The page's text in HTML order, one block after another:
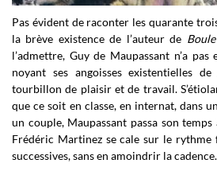
Pas évident de raconter les quarante
la brève existence de l’auteur de
l’admettre, Guy de Maupassant n’a
noyant ses angoisses existentielles
tourbillon de plaisir et de travail.
que ce soit en classe, en internat, dans
un couple, Maupassant passa son
Frédéric Martinez se cale sur le rythme
successives, sans en amoindrir la cadence.